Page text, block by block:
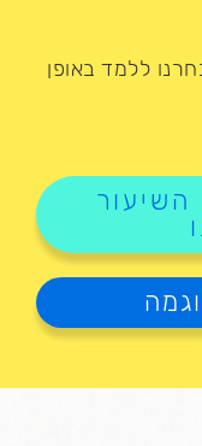
ללמד באופן